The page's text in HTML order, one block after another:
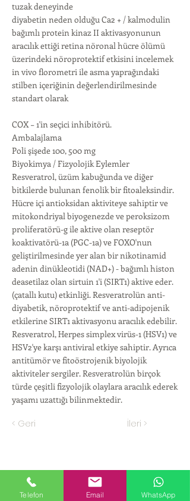
tuzak deneyinde
diyabetin neden olduğu Ca2 + / kalmodulin
bağımlı protein kinaz II aktivasyonunun
aracılık ettiği retina nöronal hücre ölümü
üzerindeki nöroprotektif etkisini incelemek
in vivo florometri ile asma yaprağındaki
stilben içeriğinin değerlendirilmesinde
standart olarak
COX − 1'in seçici inhibitörü.
Ambalajlama
Poli şişede 100, 500 mg
Biyokimya / Fizyolojik Eylemler
Resveratrol, üzüm kabuğunda ve diğer
bitkilerde bulunan fenolik bir fitoaleksindir.
Hücre içi antioksidan aktiviteye sahiptir ve
mitokondriyal biyogenezde ve peroksizom
proliferatörü-g ile aktive olan reseptör
koaktivatörü-1a (PGC-1a) ve FOXO'nun
geliştirilmesinde yer alan bir nikotinamid
adenin dinükleotidi (NAD+) - bağımlı histon
deasetilaz olan sirtuin 1'i (SIRT1) aktive eder.
(çatallı kutu) etkinliği. Resveratrolün anti-
diyabetik, nöroprotektif ve anti-adipojenik
etkilerine SIRT1 aktivasyonu aracılık edebilir.
Resveratrol, Herpes simplex virüs-1 (HSV1) ve
HSV2'ye karşı antiviral etkiye sahiptir. Ayrıca
antitümör ve fitoöstrojenik biyolojik
aktiviteler sergiler. Resveratrolün birçok
türde çeşitli fizyolojik olaylara aracılık ederek
yaşamı uzattığı bilinmektedir.
< Geri İleri >
CORPORATE
Telefon Email WhatsApp